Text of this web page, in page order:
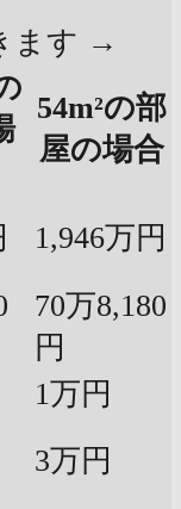
ます →
54m²の部
屋の場合
1,946万円
70万8,180
円
1万円
3万円